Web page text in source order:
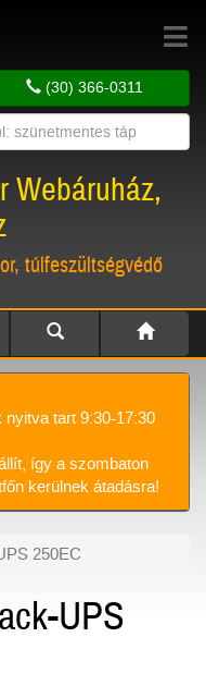
Toggle
(30) 366-0311
Webáruház,
túlfeszültségvédő
tart 9:30-17:30
így a szombaton
kerülnek átadásra!
250EC
UPS